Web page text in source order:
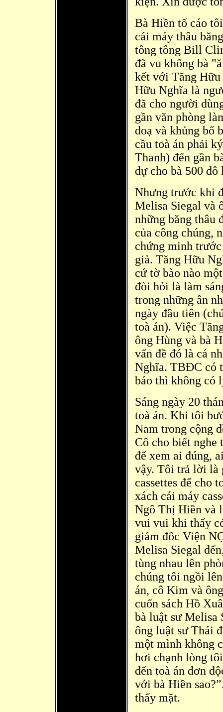
Bà Hiền tố cáo
cái máy thâu
tông tông Bill
đã vu khống bà "ă
kết với Tăng Hữu
Hữu Nghĩa là
đã cho người
gần văn phòng
doạ và khủng bố
cầu toà án phải
Thanh) đến gần
dự cho bà 500 đô
Nhưng trước khi
Melisa Siegal và
những băng thâu
của công chúng,
chứng minh
giả. Tăng Hữu
cứ tờ bào nào
đòi hỏi là làm
trong những ân
ngày đầu tiên
toà án). Việc Tă
ông Hùng và bà
vấn đề đó là cá
Nghĩa. TBĐC có
báo thì không có
Sáng ngày 20
toà án. Khi tôi
Nam trong cộng đ
Cô cho biết nghe
để xem ai đúng,
vậy. Tôi trả lời là
cassettes để cho
xách cái máy
Ngô Thị Hiền và
vui vui khi thấy
giám đốc Viện
Melisa Siegal
tùng nhau lên
chúng tôi ngồi
án, cô Kim và
cuốn sách Hồ
bà luật sư Melisa
ông luật sư Thái
một mình không
hơi chạnh lòng
đến toà án đơn
với bà Hiền
thấy mặt.